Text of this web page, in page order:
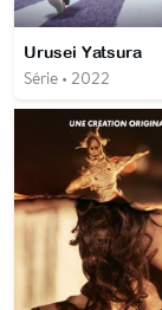
Urusei Yatsura
Série • 2022